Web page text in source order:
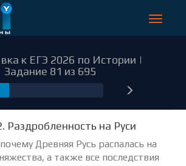
Toggle
к ЕГЭ 2026 по Истории |
Задание 81 из 695
Раздробленность на Руси
Древняя Русь распалась на
а также все последствия